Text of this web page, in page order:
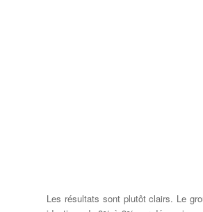
Les résultats sont plutôt clairs. Le